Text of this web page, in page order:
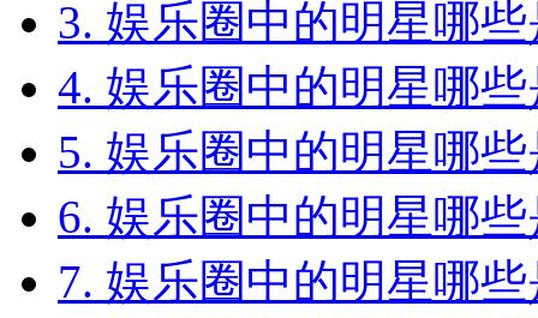
3. 娱乐圈中的明星哪
4. 娱乐圈中的明星哪
5. 娱乐圈中的明星哪
6. 娱乐圈中的明星哪
7. 娱乐圈中的明星哪